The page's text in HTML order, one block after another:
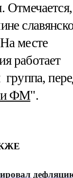
месте
работает
группа,
ФМ".